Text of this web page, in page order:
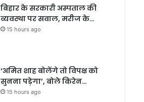
बिहार के सरकारी अस्पताल की
व्यवस्था पर सवाल, मरीज के…
15 hours ago
‘अमित शाह बोलेंगे तो विपक्ष को
सुनना पड़ेगा’, बोले किरेन…
15 hours ago